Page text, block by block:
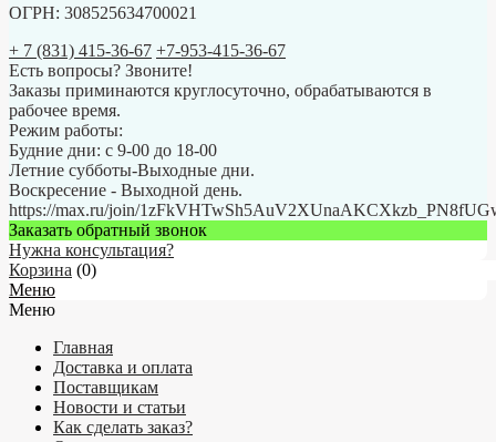
ОГРН: 308525634700021
+ 7 (831) 415-36-67 +7-953-415-36-67
Есть вопросы? Звоните!
Заказы приминаются круглосуточно, обрабатываются в
рабочее время.
Режим работы:
Будние дни: с 9-00 до 18-00
Летние субботы-Выходные дни.
Воскресение - Выходной день.
https://max.ru/join/
Заказать обратный звонок
Нужна консультация?
Корзина (0)
Меню
Меню
Главная
Доставка и оплата
Поставщикам
Новости и статьи
Как сделать заказ?